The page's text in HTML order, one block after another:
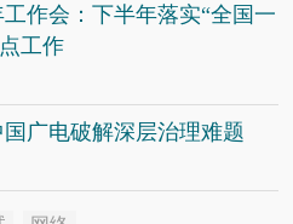
作会：下半年落实“全国一
工作
广电破解深层治理难题